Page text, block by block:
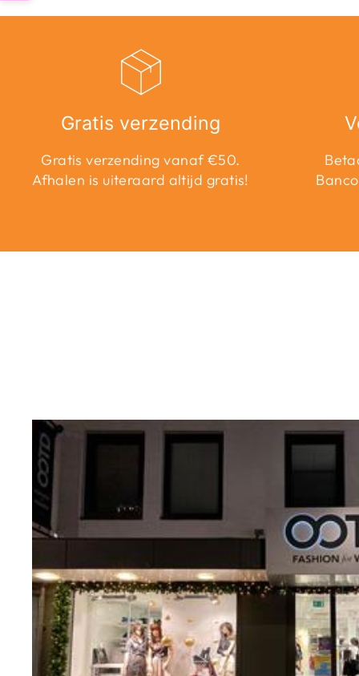
Gratis verzending
Gratis verzending vanaf €50.
Afhalen is uiteraard altijd gratis!